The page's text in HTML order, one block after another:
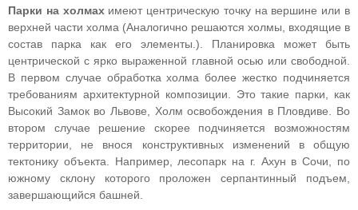
Парки на холмахимеют центрическую точку на вершине или в
верхней части холма (Аналогично решаются холмы, входящие в
состав парка как его элементы.). Планировка может быть
центрической с ярко выраженной главной осью или свободной.
В первом случае обработка холма более жестко подчиняется
требованиям архитектурной композиции. Это такие парки, как
Высокий Замок во Львове, Холм освобождения в Пловдиве. Во
втором случае решение скорее подчиняется возможностям
территории, не внося конструктивных изменений в общую
тектонику объекта. Например, лесопарк на г. Ахун в Сочи, по
южному склону которого проложен серпантинный подъем,
завершающийся башней.